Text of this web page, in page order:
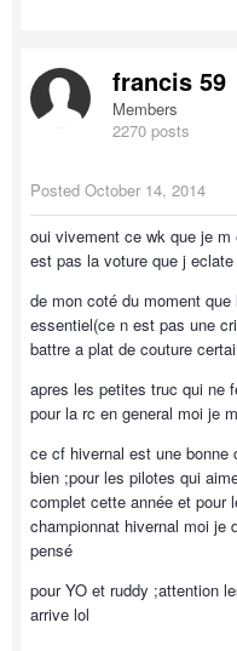
francis 59
Members
2270 posts
Posted October 14, 2014
oui vivement ce wk que je
est pas la voture que j eclate
de mon coté du moment
essentiel(ce n est pas une
battre a plat de couture
apres les petites truc qui ne
pour la rc en general moi je
ce cf hivernal est une
bien ;pour les pilotes qui
complet cette année et pour
championnat hivernal moi je
pensé
pour YO et ruddy ;attention
arrive lol